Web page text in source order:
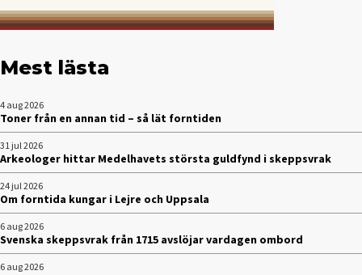
Mest lästa
4 aug 2026
Toner från en annan tid – så lät forntiden
31 jul 2026
Arkeologer hittar Medelhavets största guldfynd i skeppsvrak
24 jul 2026
Om forntida kungar i Lejre och Uppsala
6 aug 2026
Svenska skeppsvrak från 1715 avslöjar vardagen ombord
6 aug 2026